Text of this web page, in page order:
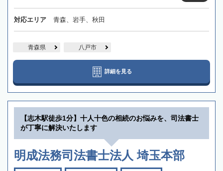
対応エリア 青森、岩手、秋田
青森県 八戸市
詳細を見る
【志木駅徒歩1分】十人十色の相続のお悩みを、司法書士
が丁寧に解決いたします
明成法務司法書士法人 埼玉本部